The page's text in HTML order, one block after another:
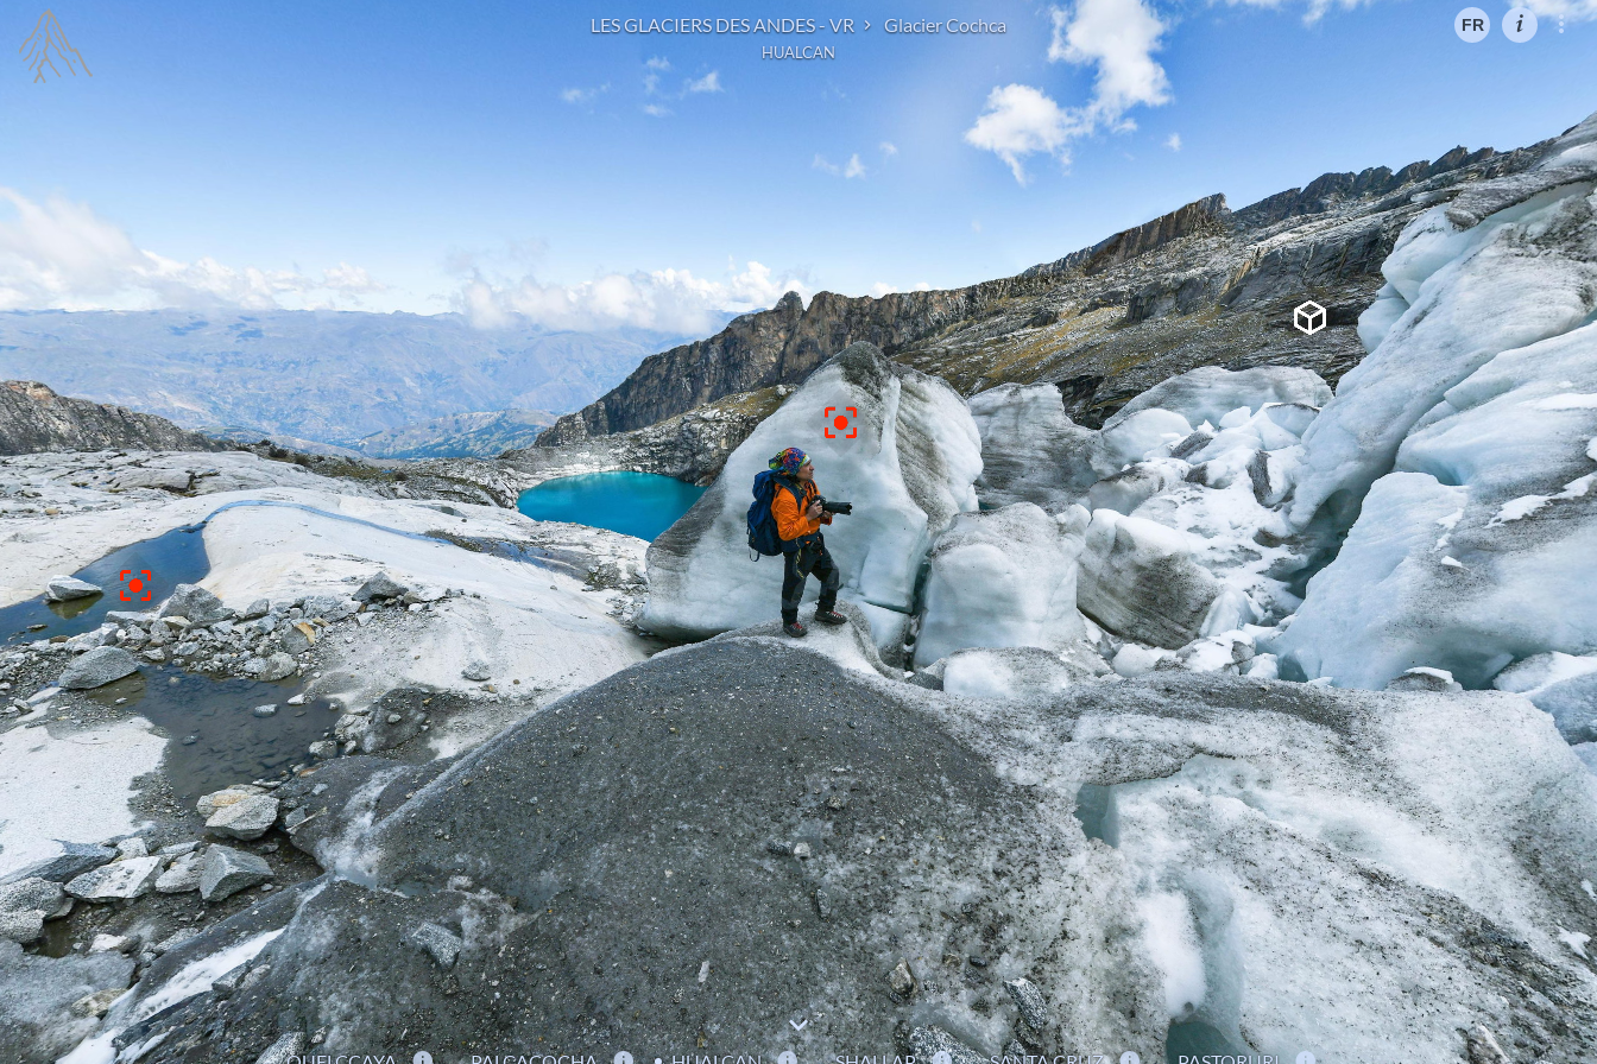
FR
LES GLACIERS DES ANDES - VR Glacier Cochca
HUALCAN